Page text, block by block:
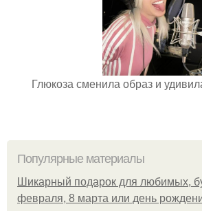
Глюкоза сменила образ и
Популярные материалы
Шикарный подарок для любимых,
февраля, 8 марта или день